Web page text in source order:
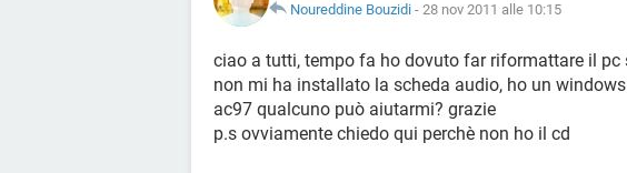
Noureddine Bouzidi - 28 nov 2011 alle 10:15
ciao a tutti, tempo fa ho dovuto far riformattare il
non mi ha installato la scheda audio, ho un
ac97 qualcuno può aiutarmi? grazie
p.s ovviamente chiedo qui perchè non ho il cd